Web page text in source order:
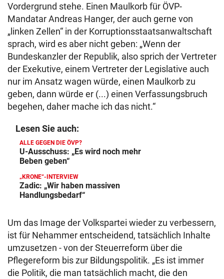
Vordergrund stehe. Einen Maulkorb für ÖVP-
Mandatar Andreas Hanger, der auch gerne von
„linken Zellen“ in der Korruptionsstaatsanwaltschaft
sprach, wird es aber nicht geben: „Wenn der
Bundeskanzler der Republik, also sprich der Vertreter
der Exekutive, einem Vertreter der Legislative auch
nur im Ansatz wagen würde, einen Maulkorb zu
geben, dann würde er (...) einen Verfassungsbruch
begehen, daher mache ich das nicht.“
Lesen Sie auch:
ALLE GEGEN DIE ÖVP?
U-Ausschuss: „Es wird noch mehr
Beben geben“
„KRONE“-INTERVIEW
Zadic: „Wir haben massiven
Handlungsbedarf“
Um das Image der Volkspartei wieder zu verbessern,
ist für Nehammer entscheidend, tatsächlich Inhalte
umzusetzen - von der Steuerreform über die
Pflegereform bis zur Bildungspolitik. „Es ist immer
die Politik, die man tatsächlich macht, die den